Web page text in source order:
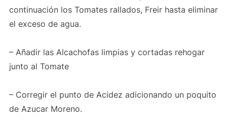
continuación los Tomates rallados, Freir hasta eliminar
el exceso de agua.
– Añadir las Alcachofas limpias y cortadas rehogar
junto al Tomate
– Corregir el punto de Acidez adicionando un poquito
de Azucar Moreno.